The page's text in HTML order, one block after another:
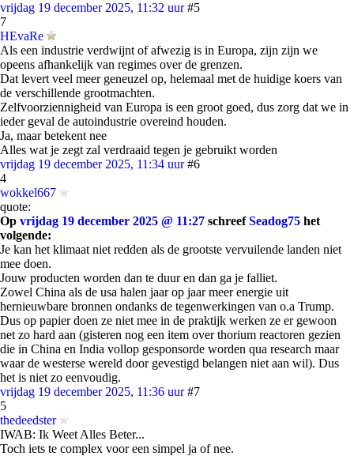
vrijdag 19 december 2025, 11:32 uur #5
7
HEvaRe
Als een industrie verdwijnt of afwezig is in Europa, zijn zijn we
opeens afhankelijk van regimes over de grenzen.
Dat levert veel meer geneuzel op, helemaal met de huidige koers van
de verschillende grootmachten.
Zelfvoorziennigheid van Europa is een groot goed, dus zorg dat we in
ieder geval de autoindustrie overeind houden.
Ja, maar betekent nee
Alles wat je zegt zal verdraaid tegen je gebruikt worden
vrijdag 19 december 2025, 11:34 uur #6
4
wokkel667
quote:
Op vrijdag 19 december 2025 @ 11:27 schreefSeadog75 het
volgende:
Je kan het klimaat niet redden als de grootste vervuilende landen niet
mee doen.
Jouw producten worden dan te duur en dan ga je falliet.
Zowel China als de usa halen jaar op jaar meer energie uit
hernieuwbare bronnen ondanks de tegenwerkingen van o.a Trump.
Dus op papier doen ze niet mee in de praktijk werken ze er gewoon
net zo hard aan (gisteren nog een item over thorium reactoren gezien
die in China en India vollop gesponsorde worden qua research maar
waar de westerse wereld door gevestigd belangen niet aan wil). Dus
het is niet zo eenvoudig.
vrijdag 19 december 2025, 11:36 uur #7
5
thedeedster
IWAB: Ik Weet Alles Beter...
Toch iets te complex voor een simpel ja of nee.